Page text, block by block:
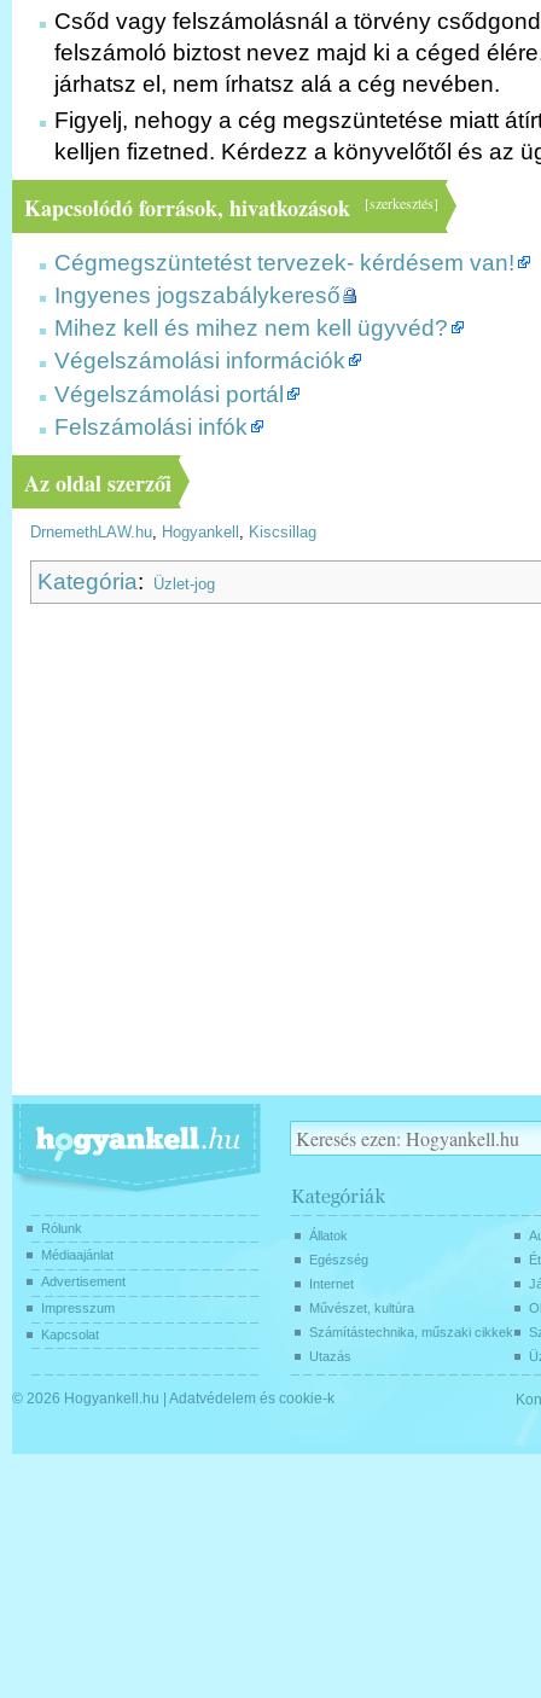
Csőd vagy felszámolásnál a törvény
felszámoló biztost nevez majd ki a céged
járhatsz el, nem írhatsz alá a cég nevében.
Figyelj, nehogy a cég megszüntetése miatt
kelljen fizetned. Kérdezz a könyvelőtől és az
[szerkesztés]
Kapcsolódó források, hivatkozások
Cégmegszüntetést tervezek- kérdésem van!
Ingyenes jogszabálykereső
Mihez kell és mihez nem kell ügyvéd?
Végelszámolási információk
Végelszámolási portál
Felszámolási infók
Az oldal szerzői
DrnemethLAW.hu, Hogyankell , Kiscsillag
Kategória: Üzlet-jog
Állatok
Egészség
Internet
Művészet, kultúra
Számítástechnika, műszaki cikkek
Utazás
Rólunk
Médiaajánlat
Advertisement
Impresszum
Kapcsolat
© 2026 Hogyankell.hu | Adatvédelem és cookie-k